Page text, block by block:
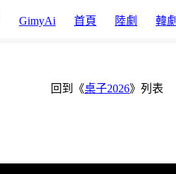
GimyAi 首頁 陸劇 韓劇
回到《桌子2026》列表